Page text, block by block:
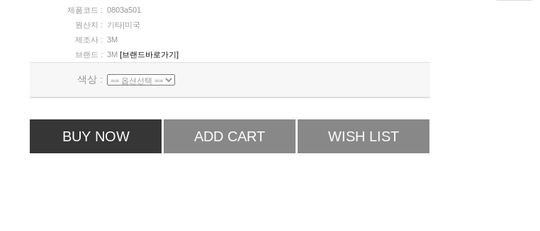
제품코드 : 0803a501
원산지 :
기타|미국
제조사 : 3M
브랜드 : 3M [브랜드바로가기]
색상 :
BUY NOW ADD CART WISH LIST